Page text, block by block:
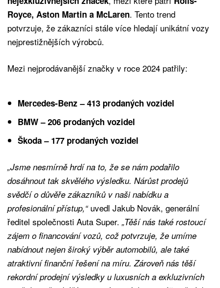
Royce, Aston Martin a McLaren. Tento trend
potvrzuje, že zákazníci stále více hledají unikátní vozy
nejprestižnějších výrobců.
Mezi nejprodávanější značky v roce 2024 patřily:
Mercedes-Benz – 413 prodaných vozidel
BMW – 206 prodaných vozidel
Škoda – 177 prodaných vozidel
„Jsme nesmírně hrdí na to, že se nám podařilo
dosáhnout tak skvělého výsledku. Nárůst prodejů
svědčí o důvěře zákazníků v naši nabídku a
profesionální přístup,“uvedl Jakub Novák, generální
ředitel společnosti Auta Super. „Těší nás také rostoucí
zájem o financování vozů, což potvrzuje, že umíme
nabídnout nejen široký výběr automobilů, ale také
atraktivní finanční řešení na míru. Zároveň nás těší
rekordní prodejní výsledky u luxusních a exkluzivních